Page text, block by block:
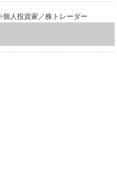
個人投資家／株トレーダー